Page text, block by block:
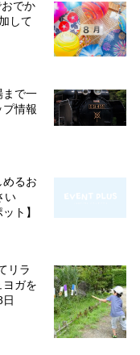
おでか
して
まで一
情報
るお
い
ト】
リラ
ヨガを